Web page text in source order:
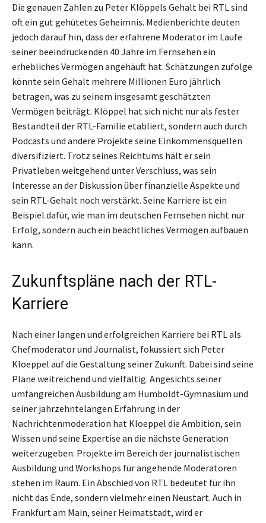
Die genauen Zahlen zu Peter Klöppels Gehalt bei RTL sind
oft ein gut gehütetes Geheimnis. Medienberichte deuten
jedoch darauf hin, dass der erfahrene Moderator im Laufe
seiner beeindruckenden 40 Jahre im Fernsehen ein
erhebliches Vermögen angehäuft hat. Schätzungen zufolge
könnte sein Gehalt mehrere Millionen Euro jährlich
betragen, was zu seinem insgesamt geschätzten
Vermögen beiträgt. Klöppel hat sich nicht nur als fester
Bestandteil der RTL-Familie etabliert, sondern auch durch
Podcasts und andere Projekte seine Einkommensquellen
diversifiziert. Trotz seines Reichtums hält er sein
Privatleben weitgehend unter Verschluss, was sein
Interesse an der Diskussion über finanzielle Aspekte und
sein RTL-Gehalt noch verstärkt. Seine Karriere ist ein
Beispiel dafür, wie man im deutschen Fernsehen nicht nur
Erfolg, sondern auch ein beachtliches Vermögen aufbauen
kann.
Zukunftspläne nach der RTL-
Karriere
Nach einer langen und erfolgreichen Karriere bei RTL als
Chefmoderator und Journalist, fokussiert sich Peter
Kloeppel auf die Gestaltung seiner Zukunft. Dabei sind seine
Pläne weitreichend und vielfältig. Angesichts seiner
umfangreichen Ausbildung am Humboldt-Gymnasium und
seiner jahrzehntelangen Erfahrung in der
Nachrichtenmoderation hat Kloeppel die Ambition, sein
Wissen und seine Expertise an die nächste Generation
weiterzugeben. Projekte im Bereich der journalistischen
Ausbildung und Workshops für angehende Moderatoren
stehen im Raum. Ein Abschied von RTL bedeutet für ihn
nicht das Ende, sondern vielmehr einen Neustart. Auch in
Frankfurt am Main, seiner Heimatstadt, wird er